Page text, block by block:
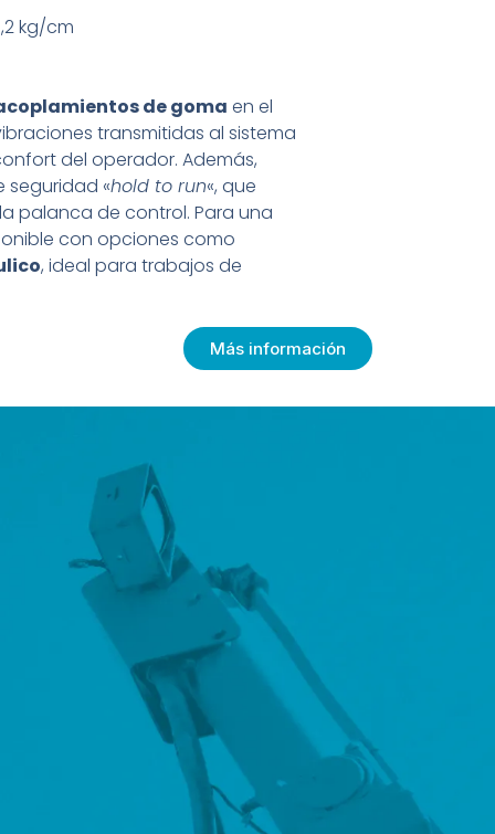
kg/cm
de goma en el
transmitidas al sistema
del operador. Además,
«hold to run«, que
palanca de control. Para una
con opciones como
, ideal para trabajos de
Más información